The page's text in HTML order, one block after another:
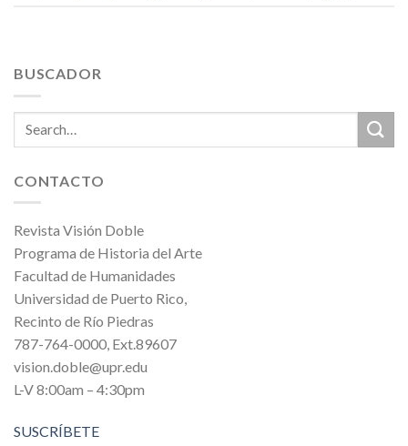
BUSCADOR
CONTACTO
Revista Visión Doble
Programa de Historia del Arte
Facultad de Humanidades
Universidad de Puerto Rico,
Recinto de Río Piedras
787-764-0000, Ext.89607
vision.doble@upr.edu
L-V 8:00am – 4:30pm
SUSCRÍBETE